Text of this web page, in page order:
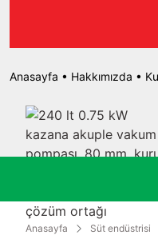
Anasayfa • Hakkımızda •
Anasayfa Süt endüstrisi